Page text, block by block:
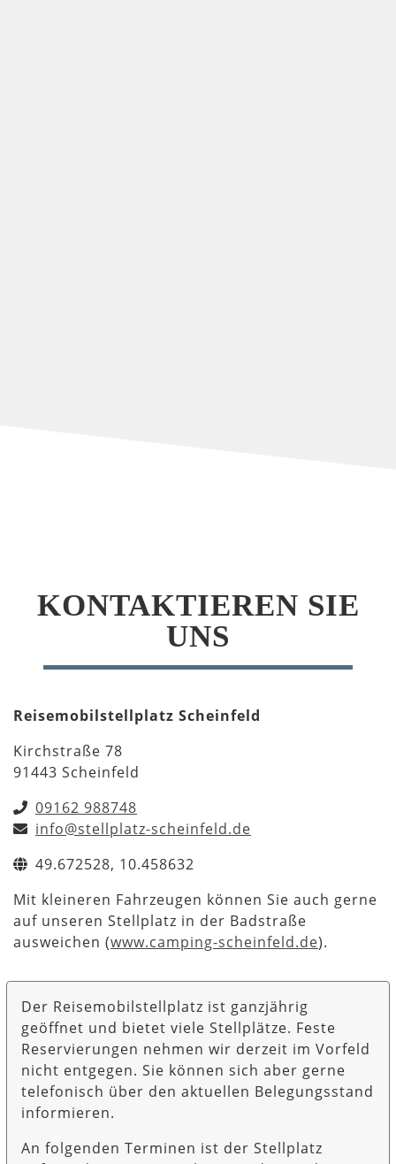
KONTAKTIEREN SIE
UNS
Reisemobilstellplatz Scheinfeld
Kirchstraße 78
91443 Scheinfeld
09162 988748
info@stellplatz-scheinfeld.de
49.672528, 10.458632
Mit kleineren Fahrzeugen können Sie auch gerne
auf unseren Stellplatz in der Badstraße
ausweichen (www.camping-scheinfeld.de).
Der Reisemobilstellplatz ist ganzjährig
geöffnet und bietet viele Stellplätze. Feste
Reservierungen nehmen wir derzeit im Vorfeld
nicht entgegen. Sie können sich aber gerne
telefonisch über den aktuellen Belegungsstand
informieren.
An folgenden Terminen ist der Stellplatz